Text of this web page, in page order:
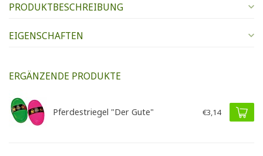
PRODUKTBESCHREIBUNG
EIGENSCHAFTEN
ERGÄNZENDE PRODUKTE
Pferdestriegel "Der Gute" €3,14